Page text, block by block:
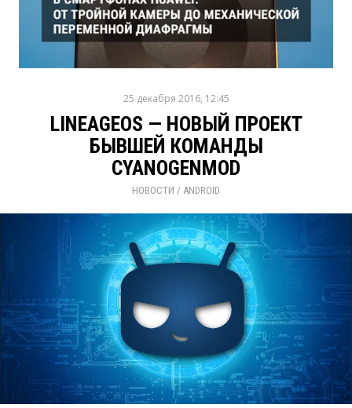
25 декабря 2016, 12:45
LINEAGEOS — НОВЫЙ ПРОЕКТ
БЫВШЕЙ КОМАНДЫ
CYANOGENMOD
НОВОСТИ / ANDROID